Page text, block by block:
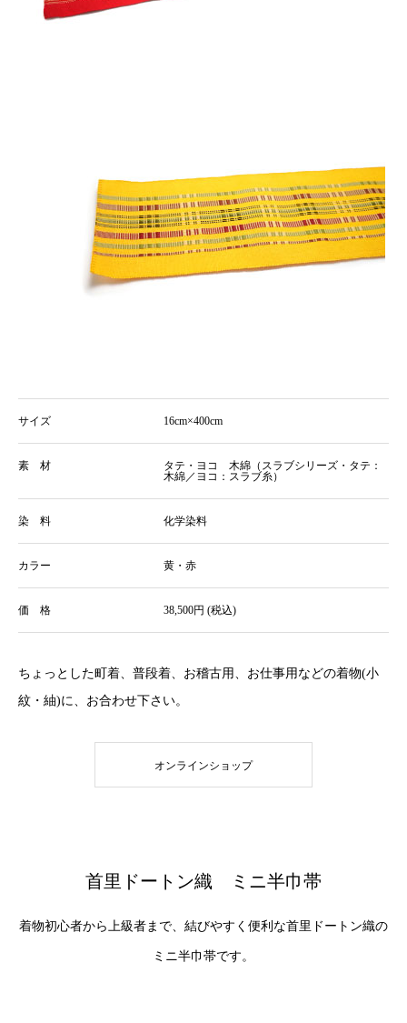
サイズ 16cm×400cm
素 材
タテ・ヨコ 木綿（スラブシリーズ・タテ：
木綿／ヨコ：スラブ糸）
染 料 化学染料
カラー 黄・赤
価 格 38,500円 (税込)
ちょっとした町着、普段着、お稽古用、お仕事用などの着物(小
紋・紬)に、お合わせ下さい。
オンラインショップ
首里ドートン織 ミニ半巾帯
着物初心者から上級者まで、結びやすく便利な首里ドートン織の
ミニ半巾帯です。